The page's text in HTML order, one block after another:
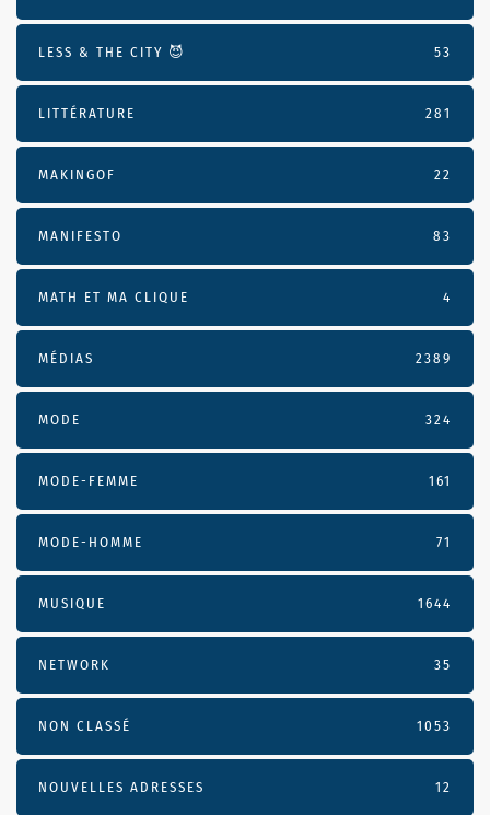
LESS & THE CITY 😈 53
LITTÉRATURE 281
MAKINGOF 22
MANIFESTO 83
MATH ET MA CLIQUE 4
MÉDIAS 2389
MODE 324
MODE-FEMME 161
MODE-HOMME 71
MUSIQUE 1644
NETWORK 35
NON CLASSÉ 1053
NOUVELLES ADRESSES 12